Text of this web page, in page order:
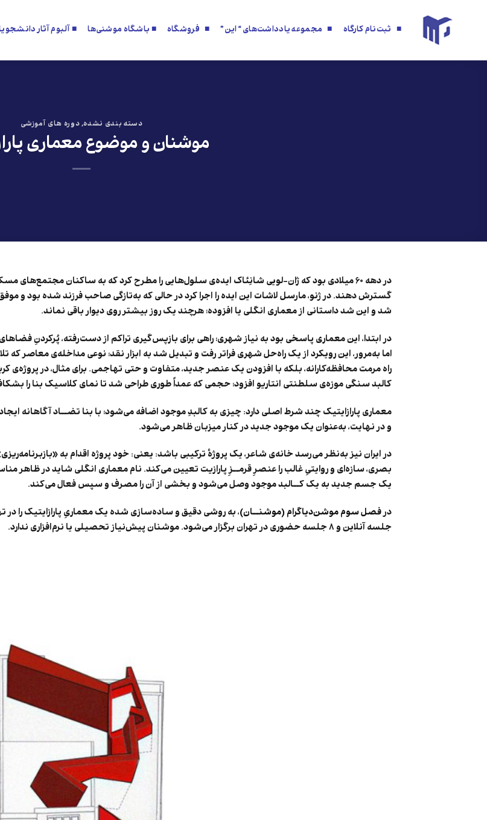
■ ثبت‌نام کارگاه ■ مجموعه یادداشت‌های “این” ■ فروشگاه ■ باشگاه موشنی‌ها ■ آلبوم آثار
دسته بندی نشده,دوره های آموزشی
موشنان و موضوع معماری
در دهه ۶۰ میلادی بود که ژان-لویی شانِئاک ایده‌ی سلول‌هایی را مطرح کرد که به ساکنان
گسترش دهند. در ژنو، مارسل لاشات این ایده را اجرا کرد در حالی که به‌تازگی صاحب فرزند شده بود و
شد و این شد داستانی از معماری انگلی یا افزوده؛ هرچند یک روز بیشتر روی دیوار باقی نماند.
در ابتدا، این معماری پاسخی بود به نیاز شهری؛ راهی برای بازپس‌گیری تراکم از دست‌رفته، پُرکردنِ
اما به‌مرور، این رویکرد از یک راه‌حل شهری فراتر رفت و تبدیل شد به ابزار نقد؛ نوعی مداخله‌ی معاصر که
راه مرمت محافظه‌کارانه، بلکه با افزودن یک عنصر جدید، متفاوت و حتی تهاجمی. برای مثال، در
کالبد سنگی موزه‌ی سلطنتی انتاریو افزود؛ حجمی که عمداً طوری طراحی شد تا نمای کلاسیک بنا را
معماری پارازایتیک چند شرط اصلی دارد: چیزی به کالبدِ موجود اضافه می‌شود؛ با بنا تضــاد آگاهانه
و در نهایت، به‌عنوان یک موجود جدید در کنار میزبان ظاهر می‌شود.
در ایران نیز به‌نظر می‌رسد خانه‌ی شاعر، یک پروژهٔ ترکیبی باشد: یعنی: خود پروژه اقدام به
بصری، سازه‌ای و روایتیِ غالب را عنصرِ قرمــزِ پارازیت تعیین می‌کند. نام معماری انگلی شاید در
یک جسم جدید به یک کــالبد موجود وصل می‌شود و بخشی از آن را مصرف و سپس فعال می‌کند.
درفصل سوم موشن‌دیاگرام (موشنــان)
جلسه آنلاین و ۸ جلسه حضوری در تهران برگزار می‌شود. موشنان پیش‌نیاز تحصیلی یا نرم‌افزاری ندارد.